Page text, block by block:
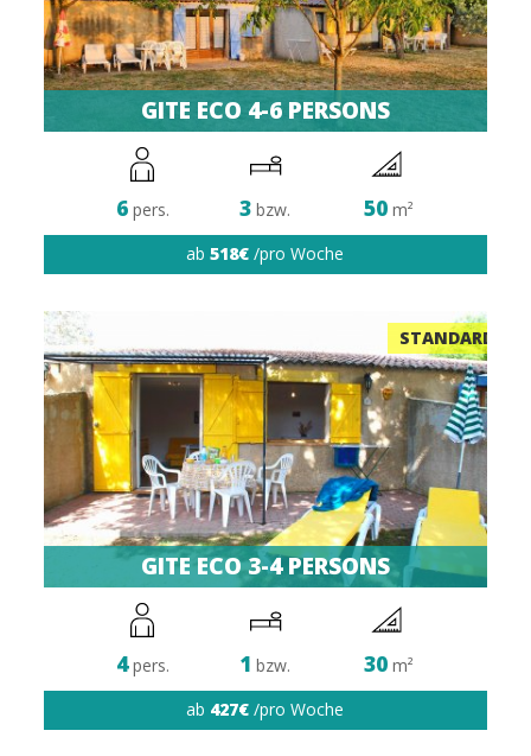
GITE ECO 4-6 PERSONS
6pers. 3 bzw. 50m²
ab518€ /pro Woche
STANDARD
GITE ECO 3-4 PERSONS
4pers. 1 bzw. 30m²
ab 427€ /pro Woche